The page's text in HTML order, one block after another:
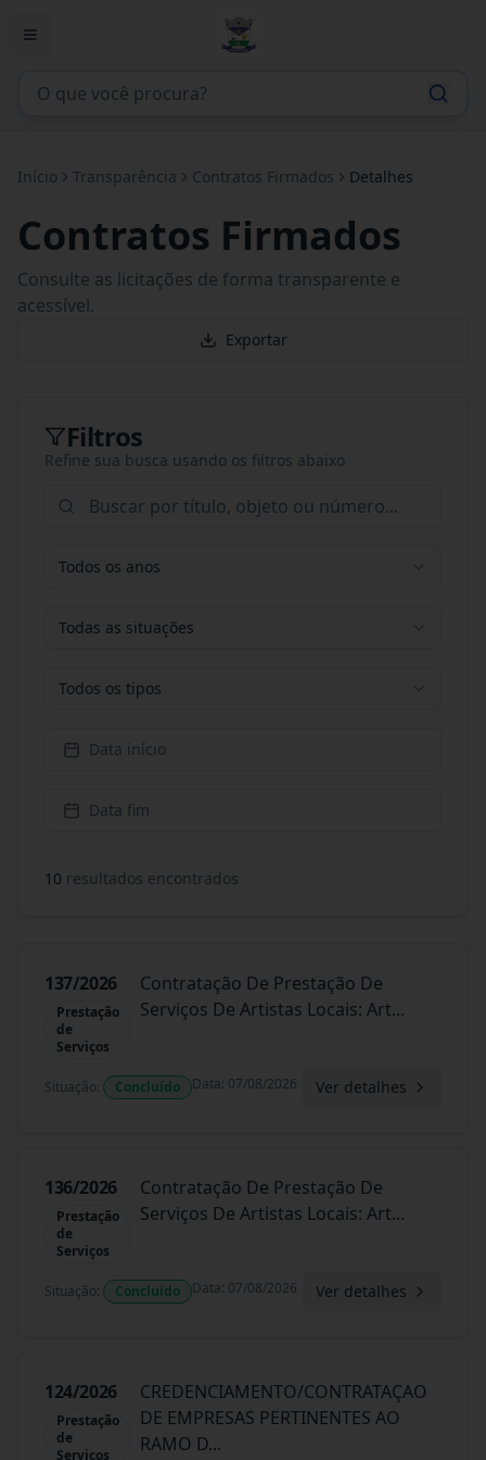
Início Transparência Contratos Firmados Detalhes
Contratos Firmados
Consulte as licitações de forma transparente e
acessível.
Exportar
Filtros
Refine sua busca usando os filtros abaixo
Todos os anos
Todas as situações
Todos os tipos
Data início
Data fim
10 resultados encontrados
137/2026
Prestação
de
Serviços
Contratação De Prestação De
Serviços De Artistas Locais: Art...
Situação: Concluído Data: 07/08/2026 Ver detalhes
136/2026
Prestação
de
Serviços
Contratação De Prestação De
Serviços De Artistas Locais: Art...
Situação: Concluído Data: 07/08/2026 Ver detalhes
124/2026
Prestação
de
Serviços
CREDENCIAMENTO/CONTRATAÇAO
DE EMPRESAS PERTINENTES AO
RAMO D...